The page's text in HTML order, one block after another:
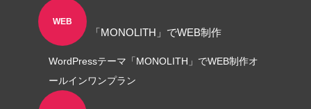
角２封筒制作事例 山本会計事務所
WEB
「MONOLITH」でWEB制作
WordPressテーマ「MONOLITH」でWEB制作オ
ールインワンプラン